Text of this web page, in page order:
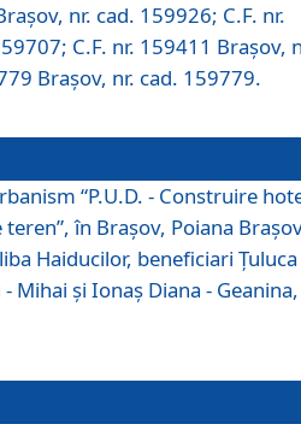
nr. cad. 159926; C.F. nr.
C.F. nr. 159411 Brașov,
Brașov, nr. cad. 159779.
“P.U.D. - Construire
în Braşov, Poiana
Haiducilor, beneficiari
Mihai şi Ionaş Diana - Geanina,